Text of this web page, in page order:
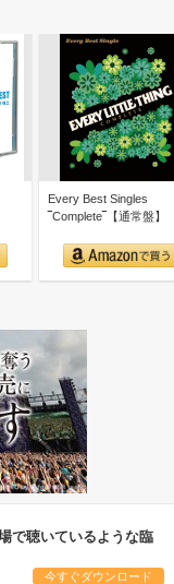
Every Best Singles
‾Complete‾【通常盤】
で聴いているような臨
今すぐダウンロード